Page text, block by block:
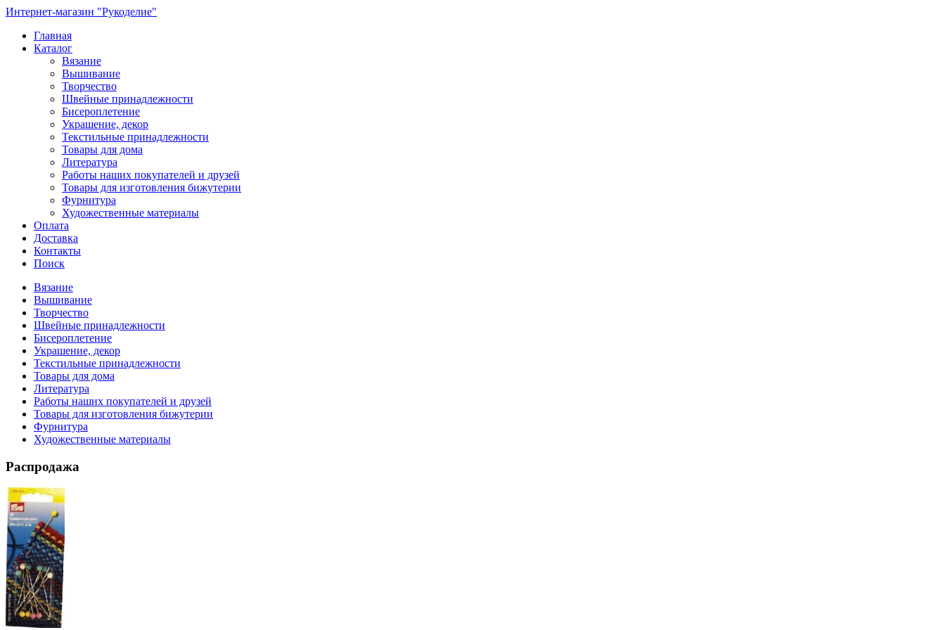
Интернет-магазин "Рукоделие"
Главная
Каталог
Вязание
Вышивание
Творчество
Швейные принадлежности
Бисероплетение
Украшение, декор
Текстильные принадлежности
Товары для дома
Литература
Работы наших покупателей и друзей
Товары для изготовления бижутерии
Фурнитура
Художественные материалы
Оплата
Доставка
Контакты
Поиск
Вязание
Вышивание
Творчество
Швейные принадлежности
Бисероплетение
Украшение, декор
Текстильные принадлежности
Товары для дома
Литература
Работы наших покупателей и друзей
Товары для изготовления бижутерии
Фурнитура
Художественные материалы
Распродажа